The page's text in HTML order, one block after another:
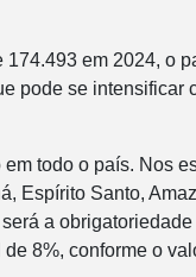
em 2024, o
pode se intensificar
todo o país. Nos
Espírito Santo,
a obrigatoriedade
8%, conforme o